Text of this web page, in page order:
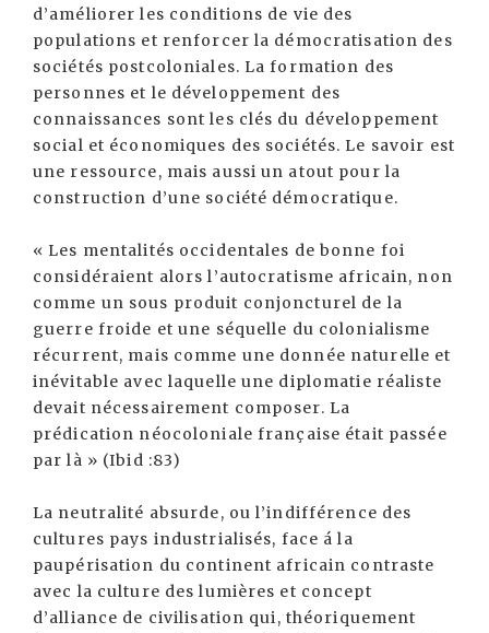
d’améliorer les conditions de vie des
populations et renforcer la démocratisation des
sociétés postcoloniales. La formation des
personnes et le développement des
connaissances sont les clés du développement
social et économiques des sociétés. Le savoir est
une ressource, mais aussi un atout pour la
construction d’une société démocratique.
« Les mentalités occidentales de bonne foi
considéraient alors l’autocratisme africain, non
comme un sous produit conjoncturel de la
guerre froide et une séquelle du colonialisme
récurrent, mais comme une donnée naturelle et
inévitable avec laquelle une diplomatie réaliste
devait nécessairement composer. La
prédication néocoloniale française était passée
par là » (Ibid :83)
La neutralité absurde, ou l’indifférence des
cultures pays industrialisés, face á la
paupérisation du continent africain contraste
avec la culture des lumières et concept
d’alliance de civilisation qui, théoriquement